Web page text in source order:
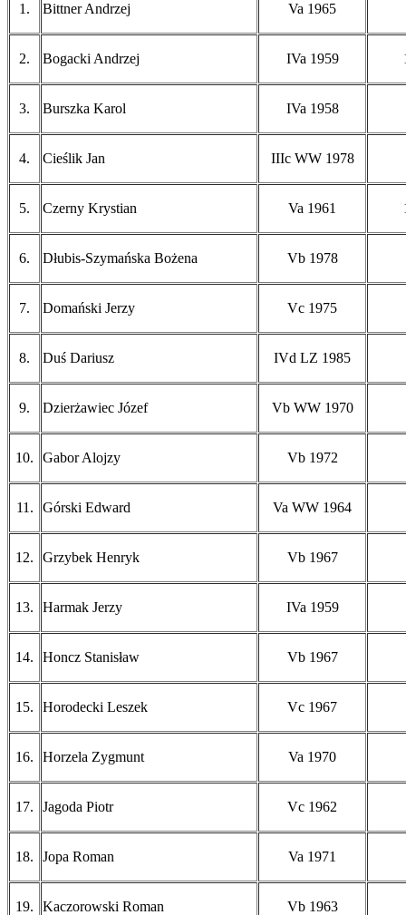
1. Bittner Andrzej Va 1965
2. Bogacki Andrzej IVa 1959
3. Burszka Karol IVa 1958
4. Cieślik Jan IIIc WW 1978
5. Czerny Krystian Va 1961
6. Dłubis-Szymańska Bożena Vb 1978
7. Domański Jerzy Vc 1975
8. Duś Dariusz IVd LZ 1985
9. Dzierżawiec Józef Vb WW 1970
10. Gabor Alojzy Vb 1972
11. Górski Edward Va WW 1964
12. Grzybek Henryk Vb 1967
13. Harmak Jerzy IVa 1959
14. Honcz Stanisław Vb 1967
15. Horodecki Leszek Vc 1967
16. Horzela Zygmunt Va 1970
17. Jagoda Piotr Vc 1962
18. Jopa Roman Va 1971
19. Kaczorowski Roman Vb 1963